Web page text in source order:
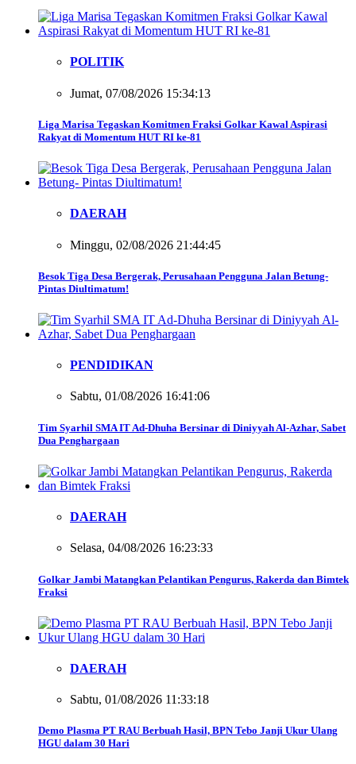
POLITIK
Jumat, 07/08/2026 15:34:13
Liga Marisa Tegaskan Komitmen Fraksi Golkar Kawal Aspirasi
Rakyat di Momentum HUT RI ke-81
DAERAH
Minggu, 02/08/2026 21:44:45
Besok Tiga Desa Bergerak, Perusahaan Pengguna Jalan Betung-
Pintas Diultimatum!
PENDIDIKAN
Sabtu, 01/08/2026 16:41:06
Tim Syarhil SMA IT Ad-Dhuha Bersinar di Diniyyah Al-Azhar, Sabet
Dua Penghargaan
DAERAH
Selasa, 04/08/2026 16:23:33
Golkar Jambi Matangkan Pelantikan Pengurus, Rakerda dan Bimtek
Fraksi
DAERAH
Sabtu, 01/08/2026 11:33:18
Demo Plasma PT RAU Berbuah Hasil, BPN Tebo Janji Ukur Ulang
HGU dalam 30 Hari